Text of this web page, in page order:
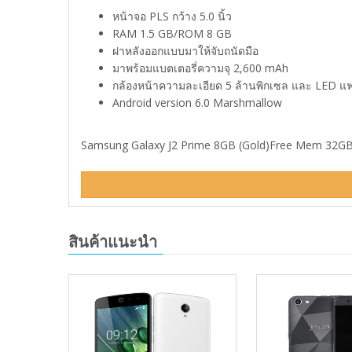
หน้าจอ PLS กว้าง 5.0 นิ้ว
RAM 1.5 GB/ROM 8 GB
ฝาหลังออกแบบมาให้จับถนัดมือ
มาพร้อมแบตเตอรี่ความจุ 2,600 mAh
กล้องหน้าความละเอียด 5 ล้านพิกเซล และ LED
Android version 6.0 Marshmallow
Samsung Galaxy J2 Prime 8GB (Gold)Free Mem
สินค้าแนะนำ